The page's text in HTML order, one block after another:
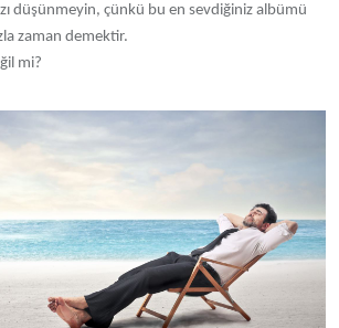
düşünmeyin, çünkü bu en sevdiğiniz albümü
zaman demektir.
mi?